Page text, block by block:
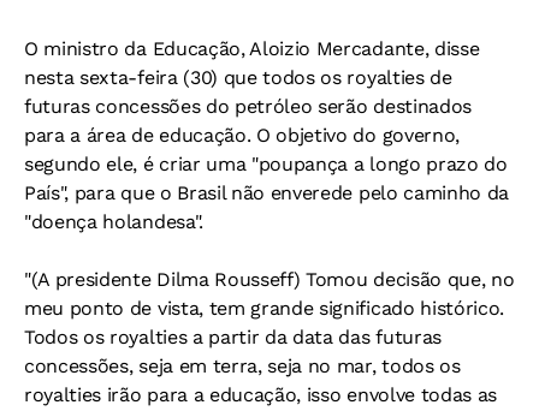
O ministro da Educação, Aloizio Mercadante, disse
nesta sexta-feira (30) que todos os royalties de
futuras concessões do petróleo serão destinados
para a área de educação. O objetivo do governo,
segundo ele, é criar uma "poupança a longo prazo do
País", para que o Brasil não enverede pelo caminho da
"doença holandesa".
"(A presidente Dilma Rousseff) Tomou decisão que, no
meu ponto de vista, tem grande significado histórico.
Todos os royalties a partir da data das futuras
concessões, seja em terra, seja no mar, todos os
royalties irão para a educação, isso envolve todas as